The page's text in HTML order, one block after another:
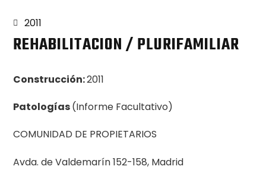
2011
REHABILITACION / PLURIFAMILIAR
Construcción:2011
Patologías(Informe Facultativo)
COMUNIDAD DE PROPIETARIOS
Avda. de Valdemarín 152-158, Madrid